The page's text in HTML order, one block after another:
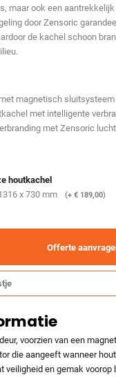
maar ook een
door Zensoric
de kachel schoon
magnetisch sluitsysteem
met intelligente
met Zensoric
houtkachel
x 730 mm
(+ € 189,00)
Offerte
voorzien van een
die aangeeft wanneer
veiligheid en gemak voorop